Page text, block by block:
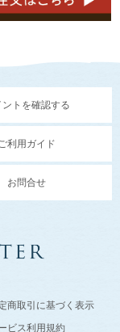
ントを確認する
利用ガイド
お問合せ
商取引に基づく表示
ビス利用規約